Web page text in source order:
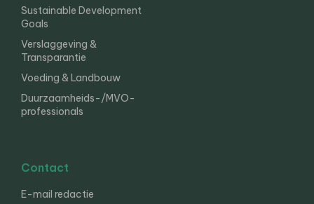
Sustainable Development
Goals
Verslaggeving &
Transparantie
Voeding & Landbouw
Duurzaamheids-/MVO-
professionals
Contact
E-mail redactie